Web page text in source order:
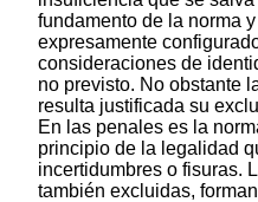
fundamento de la norma
expresamente
consideraciones de
no previsto. No obstante
resulta justificada su
En las penales es la
principio de la legalidad
incertidumbres o fisuras.
también excluidas,